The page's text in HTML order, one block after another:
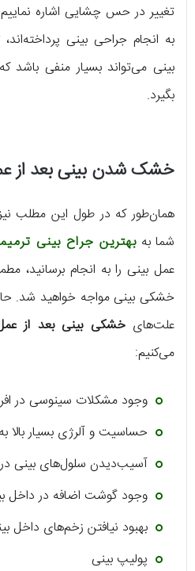
تغییر در حس چشایی اشاره
به انجام جراحی بینی
بینی می‌تواند بسیار منفی باشد
بگیرد.
خشک شدن بینی بعد از
همان‌طور که در طول این مطلب
شما به بهترین جراح بینی
عمل بینی را به انجام برسانید،
خشکی بینی مواجه خواهید شد.
علت‌هایخشکی بینی بعد از
می‌کنیم:
وجود مشکلات سینوسی در
حساسیت و آلرژی بسیار بالا
آسیب‌دیدن سلول‌های بینی
وجود گوشت اضافه در داخل
بهبود نیافتن زخم‌های داخل
پولیپ بینی